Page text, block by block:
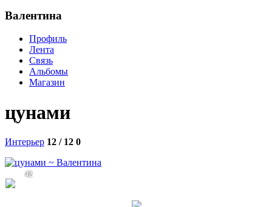
Валентина
Профиль
Лента
Связь
Альбомы
Магазин
цунами
Интерьер 12 / 12 0
42